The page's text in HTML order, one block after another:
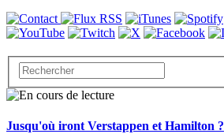
Jusqu'où iront Verstappen et Hamilton ?